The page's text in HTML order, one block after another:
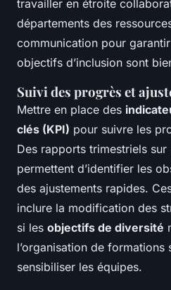
travailler en étroite
départements des
communication pour
objectifs d’inclusion sont
Suivi des progrès et
Mettre en place des
clés (KPI) pour suivre les
Des rapports trimestriels
permettent d’identifier les
des ajustements rapides.
inclure la modification des
si les objectifs de diversité
l’organisation de
sensibiliser les équipes.